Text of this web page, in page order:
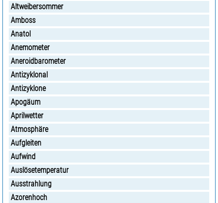
Altweibersommer
Amboss
Anatol
Anemometer
Aneroidbarometer
Antizyklonal
Antizyklone
Apogäum
Aprilwetter
Atmosphäre
Aufgleiten
Aufwind
Auslösetemperatur
Ausstrahlung
Azorenhoch